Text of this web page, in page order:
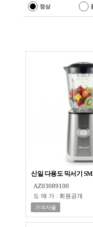
정상
신일 다용도 믹서기
AZ03089100
도매가 : 회원공개
가격자율